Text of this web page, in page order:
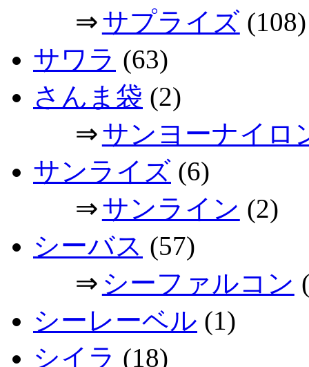
⇒サプライズ(108)
サワラ (63)
さんま袋 (2)
⇒サンヨーナイロ
サンライズ (6)
⇒サンライン (2)
シーバス (57)
⇒ シーファルコン
シーレーベル (1)
シイラ (18)